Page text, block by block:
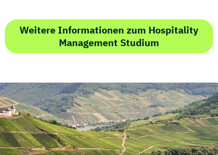
Weitere Informationen zum Hospitality
Management Studium